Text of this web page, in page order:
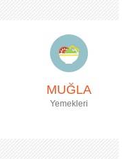
MUĞLA
Yemekleri